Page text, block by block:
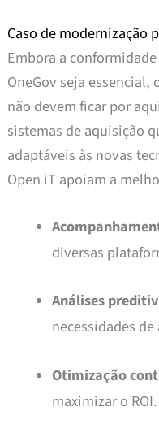
Caso de modernização
Embora a conformidade
OneGov seja essencial,
não devem ficar por
sistemas de aquisição
adaptáveis às novas
Open iT apoiam a
diversas
Análises
necessidades
Otimização
maximizar o ROI.